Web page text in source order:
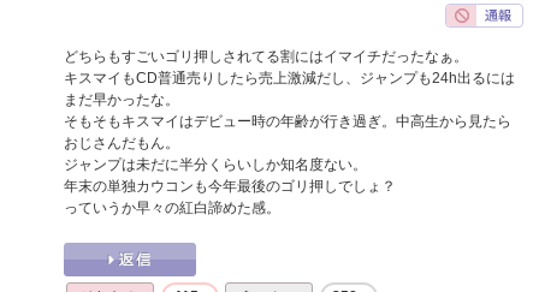
どちらもすごいゴリ押しされてる割にはイマイチだったなぁ。
キスマイもCD普通売りしたら売上激減だし、ジャンプも24h出るには
まだ早かったな。
そもそもキスマイはデビュー時の年齢が行き過ぎ。中高生から見たら
おじさんだもん。
ジャンプは未だに半分くらいしか知名度ない。
年末の単独カウコンも今年最後のゴリ押しでしょ？
っていうか早々の紅白諦めた感。